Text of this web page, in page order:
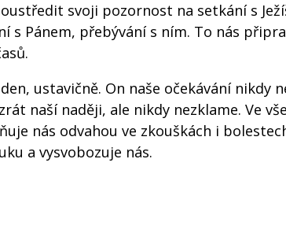
svoji pozornost na setkání s
s Pánem, přebývání s ním. To nás
ustavičně. On naše očekávání nikdy
naší naději, ale nikdy nezklame. Ve
nás odvahou ve zkouškách i
a vysvobozuje nás.